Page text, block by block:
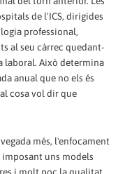
de l'ICS, dirigides
professional,
al seu càrrec quedant-
laboral. Això determina
anual que no els és
cosa vol dir que
més, l'enfocament
uns models